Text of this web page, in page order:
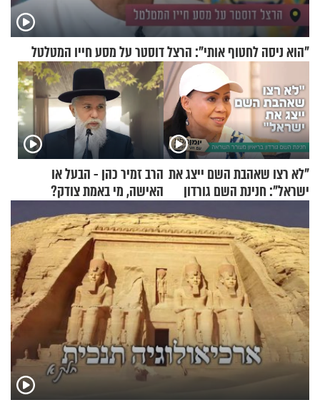
"הוא ניסה לחטוף אותי": הרצל דוסטר על מסע חייו המטלטל
"לא רצו שאהבת השם ייצג את
ישראל": חנינת השם גורדון
הרב זמיר כהן - הבעל או
האישה, מי באמת צודק?